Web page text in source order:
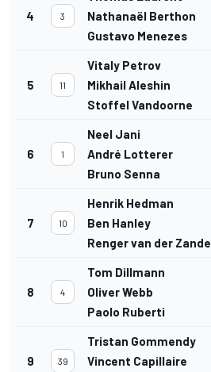
4 3
Nathanaël Berthon
Gustavo Menezes
5 11
Vitaly Petrov
Mikhail Aleshin
Stoffel Vandoorne
6 1
Neel Jani
André Lotterer
Bruno Senna
7 10
Henrik Hedman
Ben Hanley
Renger van der Zande
8 4
Tom Dillmann
Oliver Webb
Paolo Ruberti
9 39
Tristan Gommendy
Vincent Capillaire